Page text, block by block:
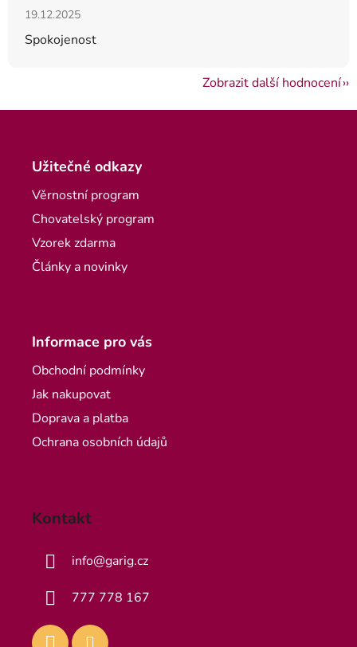
Hodnocení obchodu je 5 z 5 hvězdiček.
19.12.2025
Spokojenost
Zobrazit další hodnocení
Užitečné odkazy
Věrnostní program
Chovatelský program
Vzorek zdarma
Články a novinky
Informace pro vás
Obchodní podmínky
Jak nakupovat
Doprava a platba
Ochrana osobních údajů
Kontakt
info@garig.cz
777 778 167